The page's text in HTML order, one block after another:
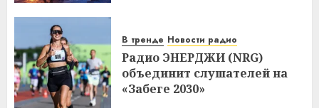
В тренде Новости радио
Радио ЭНЕРДЖИ (NRG)
объединит слушателей на
«Забеге 2030»